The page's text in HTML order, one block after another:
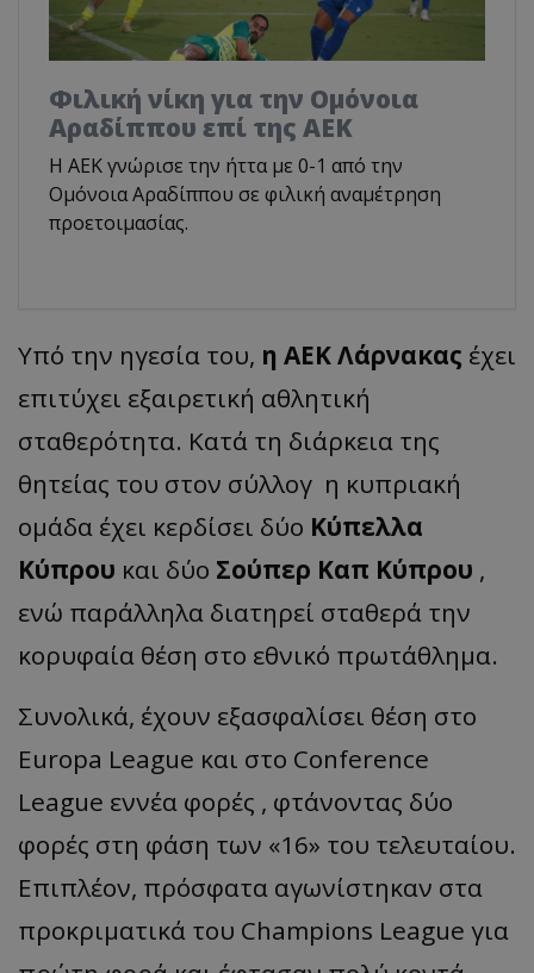
Φιλική νίκη για την Ομόνοια
Αραδίππου επί της ΑΕΚ
Η ΑΕΚ γνώρισε την ήττα με 0-1 από την
Ομόνοια Αραδίππου σε φιλική αναμέτρηση
προετοιμασίας.
Υπό την ηγεσία του, η ΑΕΚ Λάρνακας έχει
επιτύχει εξαιρετική αθλητική
σταθερότητα. Κατά τη διάρκεια της
θητείας του στον σύλλογ η κυπριακή
ομάδα έχει κερδίσει δύο Κύπελλα
Κύπρου και δύο Σούπερ Καπ Κύπρου ,
ενώ παράλληλα διατηρεί σταθερά την
κορυφαία θέση στο εθνικό πρωτάθλημα.
Συνολικά, έχουν εξασφαλίσει θέση στο
Europa League και στο Conference
League εννέα φορές , φτάνοντας δύο
φορές στη φάση των «16» του τελευταίου.
Επιπλέον, πρόσφατα αγωνίστηκαν στα
προκριματικά του Champions League για